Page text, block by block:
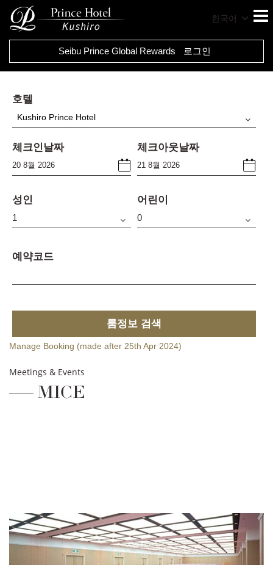
한국어
Seibu Prince Global Rewards 로그인
호텔
Kushiro Prince Hotel
체크인날짜 체크아웃날짜
성인 어린이
예약코드
룸정보 검색
Manage Booking (made after 25th Apr 2024)
Meetings & Events
MICE